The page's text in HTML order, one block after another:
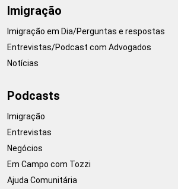
Imigração
Imigração em Dia/Perguntas e respostas
Entrevistas/Podcast com Advogados
Notícias
Podcasts
Imigração
Entrevistas
Negócios
Em Campo com Tozzi
Ajuda Comunitária